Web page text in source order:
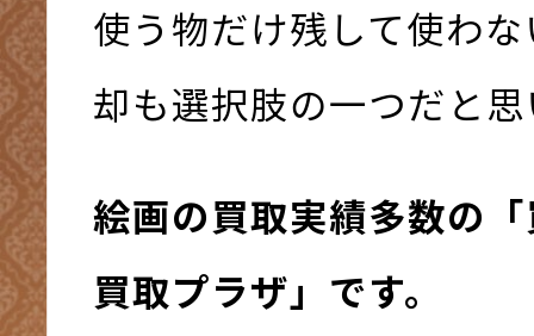
使う物だけ残して使わ
却も選択肢の一つだと
絵画の買取実績多数の
買取プラザ」です。